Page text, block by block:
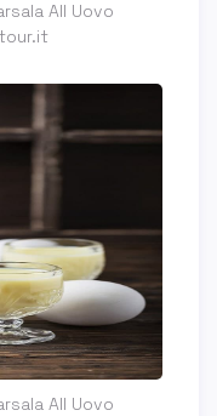
All Uovo
All Uovo